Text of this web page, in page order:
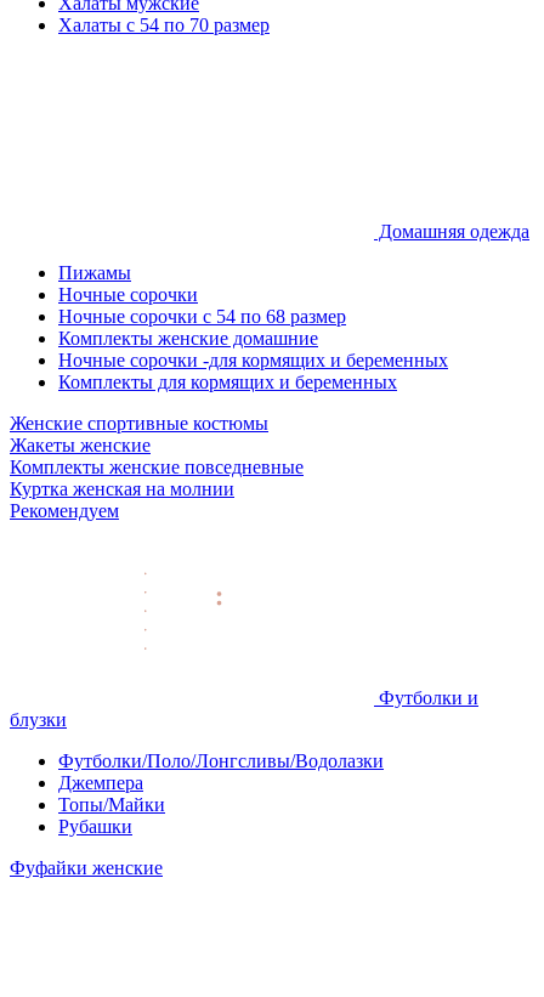
Халаты с 54 по 70 размер
Домашняя одежда
Пижамы
Ночные сорочки
Ночные сорочки с 54 по 68 размер
Комплекты женские домашние
Ночные сорочки -для кормящих и беременных
Комплекты для кормящих и беременных
Женские спортивные костюмы
Жакеты женские
Комплекты женские повседневные
Куртка женская на молнии
Рекомендуем
Футболки и
блузки
Футболки/Поло/Лонгсливы/Водолазки
Джемпера
Топы/Майки
Рубашки
Фуфайки женские